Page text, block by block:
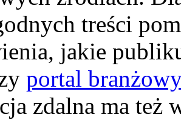
treści
jakie
portal
zdalna ma też